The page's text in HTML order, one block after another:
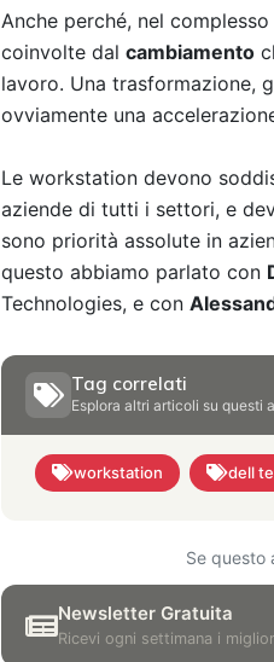
Anche perché, nel
coinvolte dal cambiamento
lavoro. Una trasformazione,
ovviamente una
Le workstation devono
aziende di tutti i settori, e
sono priorità assolute in
questo abbiamo parlato con
Technologies, e con
Tag correlati
Esplora altri articoli su questi
workstation dell
Se questo
Newsletter Gratuita
Ricevi ogni settimana i